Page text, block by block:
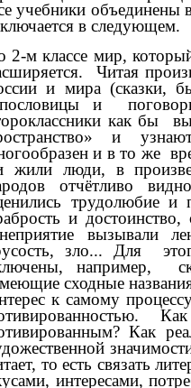
учебники объединены
в следующем.
2-м классе мир,
Читая
и мира (сказки,
и
как бы
и
и в то же
жили люди, в
отчётливо
трудолюбие и
и
вызывали
зло... Для
например,
сходные
к самому
Как
то есть связать
интересами,